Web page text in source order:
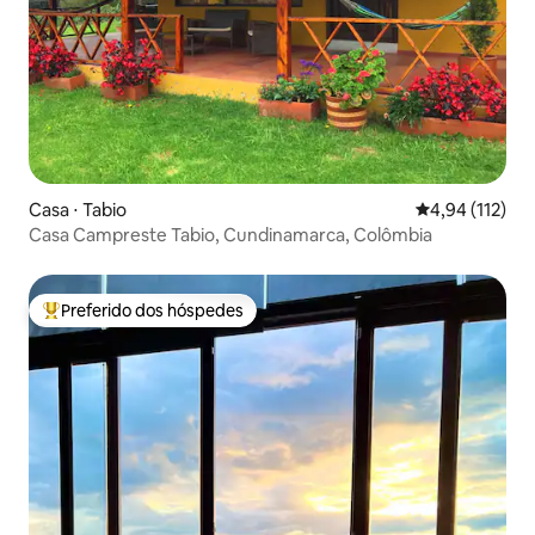
Casa ⋅ Tabio 4,94 de uma
4,94 (112)
Casa Campreste Tabio, Cundinamarca, Colômbia
Entre os melhores preferidos dos hóspedes
Preferido dos hóspedes